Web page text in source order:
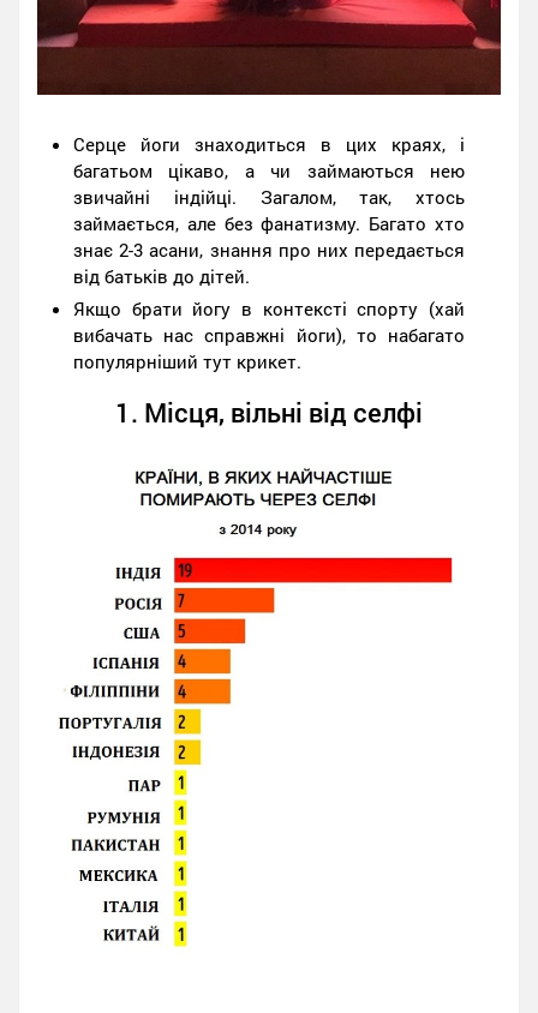
Серце йоги знаходиться в цих краях, і
багатьом цікаво, а чи займаються нею
звичайні індійці. Загалом, так, хтось
займається, але без фанатизму. Багато хто
знає 2-3 асани, знання про них передається
від батьків до дітей.
Якщо брати йогу в контексті спорту (хай
вибачать нас справжні йоги), то набагато
популярніший тут крикет.
1. Місця, вільні від селфі